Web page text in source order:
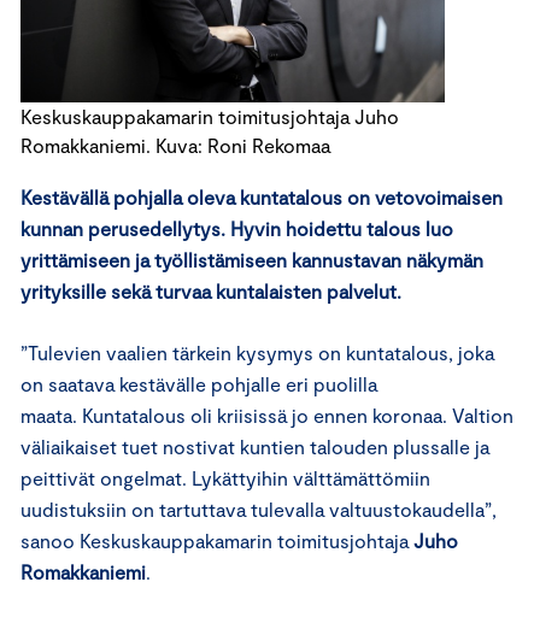
Keskuskauppakamarin toimitusjohtaja Juho
Romakkaniemi. Kuva: Roni Rekomaa
Kestävällä pohjalla oleva kuntatalous on vetovoimaisen
kunnan perusedellytys. Hyvin hoidettu talous luo
yrittämiseen ja työllistämiseen kannustavan näkymän
yrityksille sekä turvaa kuntalaisten palvelut.
”Tulevien vaalien tärkein kysymys on kuntatalous, joka
on saatava kestävälle pohjalle eri puolilla
maata. Kuntatalous oli kriisissä jo ennen koronaa. Valtion
väliaikaiset tuet nostivat kuntien talouden plussalle ja
peittivät ongelmat. Lykättyihin välttämättömiin
uudistuksiin on tartuttava tulevalla valtuustokaudella”,
sanoo Keskuskauppakamarin toimitusjohtaja Juho
Romakkaniemi.